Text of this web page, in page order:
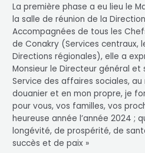
La première phase a eu lieu le
la salle de réunion de la
Accompagnées de tous les
de Conakry (Services centraux,
Directions régionales), elle a
Monsieur le Directeur général et
Service des affaires sociales,
douanier et en mon propre, je
pour vous, vos familles, vos
heureuse année l’année 2024 ;
longévité, de prospérité, de
succès et de paix »